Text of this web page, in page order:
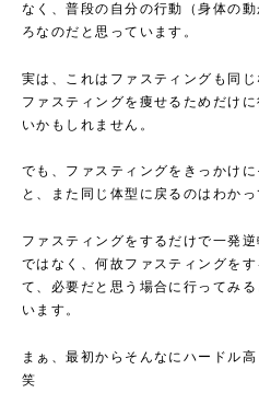
なく、普段の自分の行動（身体の
ろなのだと思っています。
実は、これはファスティングも同じ
ファスティングを痩せるためだけ
いかもしれません。
でも、ファスティングをきっかけ
と、また同じ体型に戻るのはわかっ
ファスティングをするだけで一発逆
ではなく、何故ファスティングを
て、必要だと思う場合に行ってみ
います。
まぁ、最初からそんなにハードル
笑